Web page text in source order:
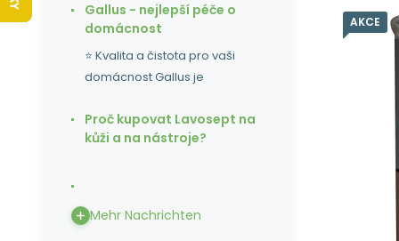
AKCE
Gallus - nejlepší péče o
domácnost
⭐ Kvalita a čistota pro vaši
domácnost Gallus je
Proč kupovat Lavosept na
kůži a na nástroje?
Mehr Nachrichten